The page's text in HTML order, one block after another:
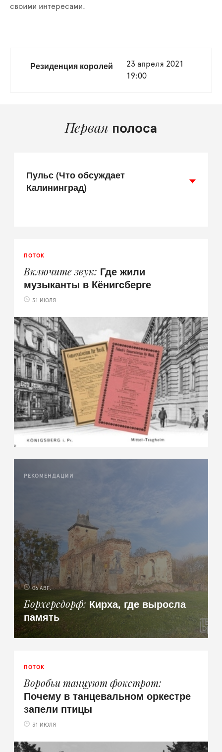
своими интересами.
Резиденция королей
23 апреля 2021
19:00
Первая полоса
ПОТОК
Включите звук Где жили
музыканты в Кёнигсберге
31 ИЮЛЯ
РЕКОМЕНДАЦИИ
06 АВГ.
Борхерсдорф Кирха, где выросла
память
ПОТОК
Воробьи танцуют фокстрот
Почему в танцевальном оркестре
запели птицы
31 ИЮЛЯ
Пульс (Что обсуждает
Калининград)